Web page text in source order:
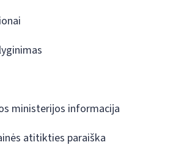
ministerijos informacija
atitikties paraiška